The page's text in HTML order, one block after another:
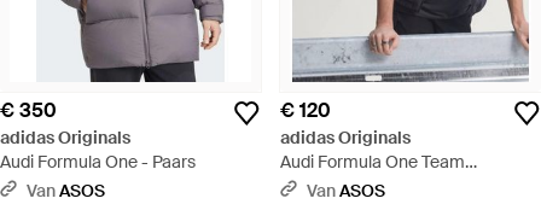
€ 350
adidas Originals
Audi Formula One - Paars
VanASOS
€ 120
adidas Originals
Audi Formula One Team
Mechanics Gewatteerd Vest -
VanASOS